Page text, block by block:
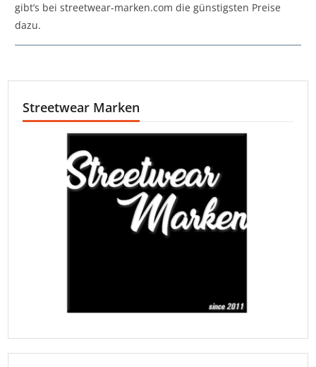
gibt’s bei streetwear-marken.com die günstigsten Preise
dazu.
Streetwear Marken